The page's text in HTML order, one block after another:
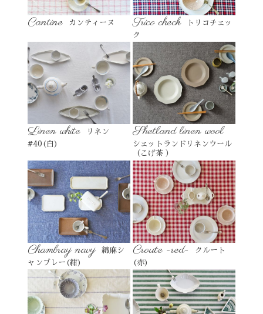
Cantine カンティーヌ Trico check
トリコチェッ
ク
Linen white
リネン
#40(白)
Shetland linen wool
シェットランドリネンウール
（こげ茶 ）
Chambray navy
綿麻シ
ャンブレー(紺)
Croute -red-
クルート
(赤)